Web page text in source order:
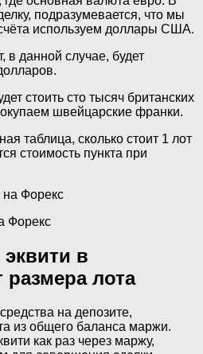
подразумевается, что мы
используем доллары США.
в данной случае, будет
стоить сто тысяч британских
швейцарские франки.
таблица, сколько стоит 1 лот
стоимость пункта при
Форекс
эквити в
размера лота
на депозите,
из общего баланса маржи.
как раз через маржу,